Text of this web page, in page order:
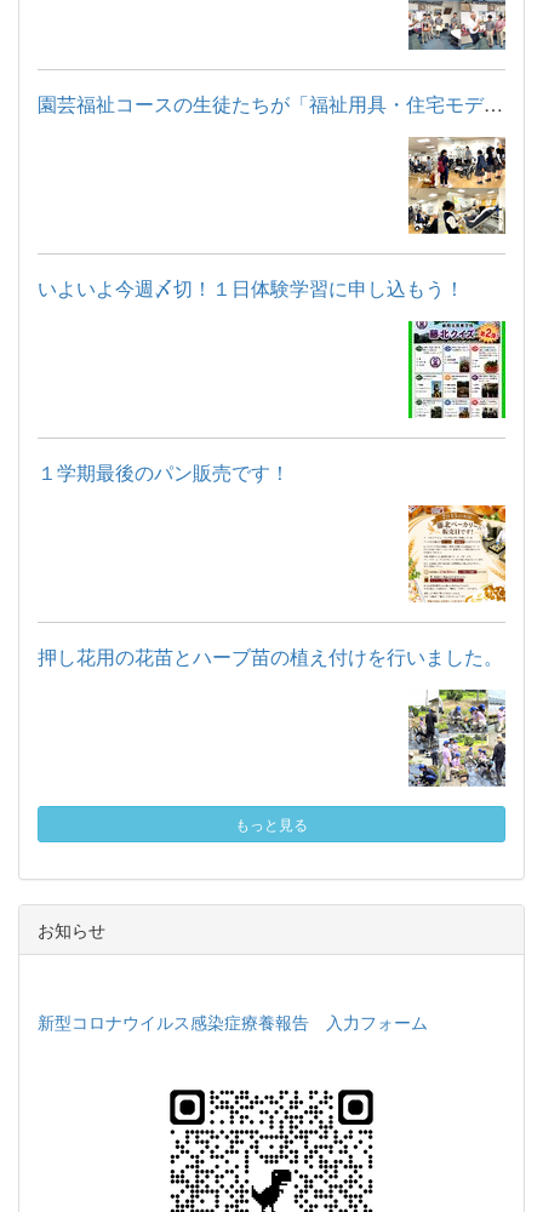
園芸福祉コースの生徒たちが「福祉用具・住宅モデルルーム見学」...
いよいよ今週〆切！１日体験学習に申し込もう！
１学期最後のパン販売です！
押し花用の花苗とハーブ苗の植え付けを行いました。
もっと見る
お知らせ
新型コロナウイルス感染症療養報告 入力フォーム